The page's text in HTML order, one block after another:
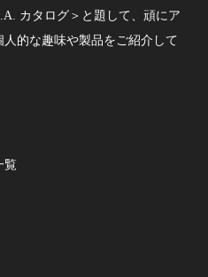
カタログ＞と題して、頑にア
的な趣味や製品をご紹介して
覧